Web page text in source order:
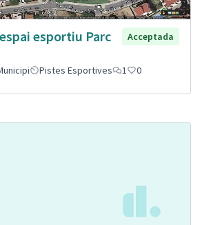
esportiu Parc
Acceptada
Pistes Esportives 1 0